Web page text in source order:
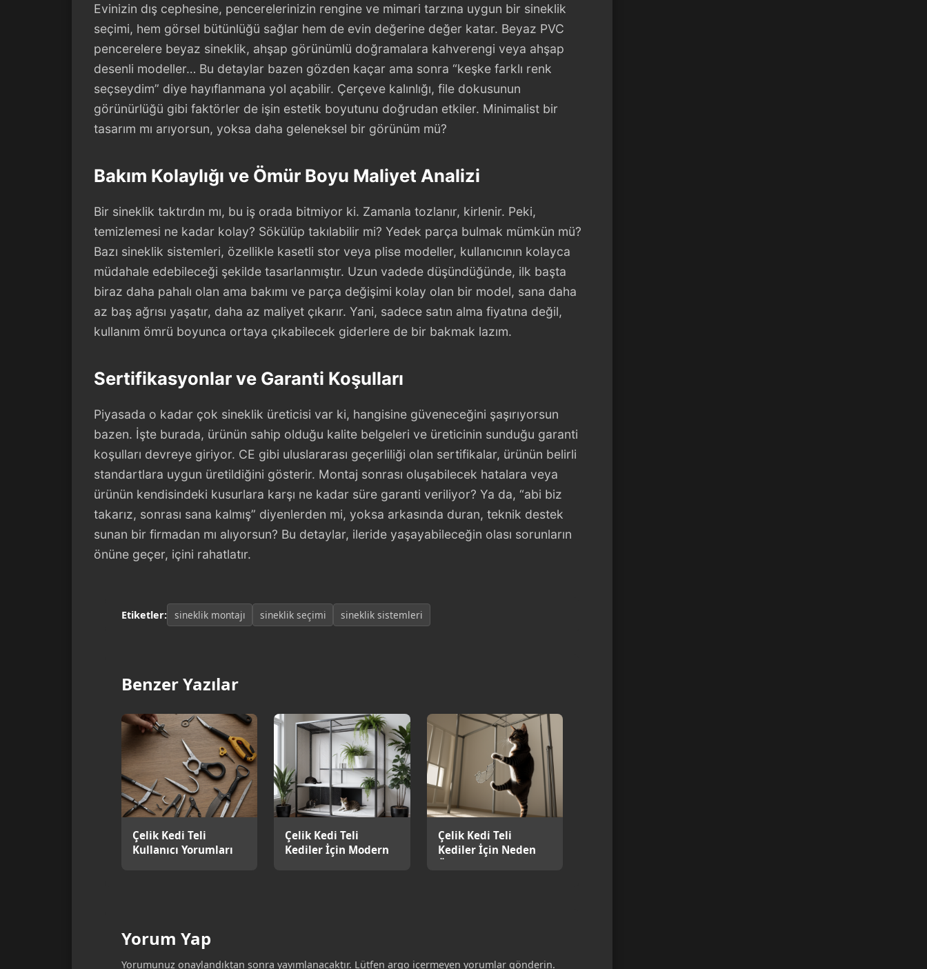
Evinizin dış cephesine, pencerelerinizin rengine ve mimari tarzına uygun bir sineklik
seçimi, hem görsel bütünlüğü sağlar hem de evin değerine değer katar. Beyaz PVC
pencerelere beyaz sineklik, ahşap görünümlü doğramalara kahverengi veya ahşap
desenli modeller… Bu detaylar bazen gözden kaçar ama sonra “keşke farklı renk
seçseydim” diye hayıflanmana yol açabilir. Çerçeve kalınlığı, file dokusunun
görünürlüğü gibi faktörler de işin estetik boyutunu doğrudan etkiler. Minimalist bir
tasarım mı arıyorsun, yoksa daha geleneksel bir görünüm mü?
Bakım Kolaylığı ve Ömür Boyu Maliyet Analizi
Bir sineklik taktırdın mı, bu iş orada bitmiyor ki. Zamanla tozlanır, kirlenir. Peki,
temizlemesi ne kadar kolay? Sökülüp takılabilir mi? Yedek parça bulmak mümkün mü?
Bazı sineklik sistemleri, özellikle kasetli stor veya plise modeller, kullanıcının kolayca
müdahale edebileceği şekilde tasarlanmıştır. Uzun vadede düşündüğünde, ilk başta
biraz daha pahalı olan ama bakımı ve parça değişimi kolay olan bir model, sana daha
az baş ağrısı yaşatır, daha az maliyet çıkarır. Yani, sadece satın alma fiyatına değil,
kullanım ömrü boyunca ortaya çıkabilecek giderlere de bir bakmak lazım.
Sertifikasyonlar ve Garanti Koşulları
Piyasada o kadar çok sineklik üreticisi var ki, hangisine güveneceğini şaşırıyorsun
bazen. İşte burada, ürünün sahip olduğu kalite belgeleri ve üreticinin sunduğu garanti
koşulları devreye giriyor. CE gibi uluslararası geçerliliği olan sertifikalar, ürünün belirli
standartlara uygun üretildiğini gösterir. Montaj sonrası oluşabilecek hatalara veya
ürünün kendisindeki kusurlara karşı ne kadar süre garanti veriliyor? Ya da, “abi biz
takarız, sonrası sana kalmış” diyenlerden mi, yoksa arkasında duran, teknik destek
sunan bir firmadan mı alıyorsun? Bu detaylar, ileride yaşayabileceğin olası sorunların
önüne geçer, içini rahatlatır.
Etiketler: sineklik montajı sineklik seçimi sineklik sistemleri
Benzer Yazılar
Çelik Kedi Teli
Kullanıcı Yorumları
Çelik Kedi Teli
Kediler İçin Modern
Çelik Kedi Teli
Kediler İçin Neden
Yorum Yap
Yorumunuz onaylandıktan sonra yayımlanacaktır. Lütfen argo içermeyen yorumlar gönderin.